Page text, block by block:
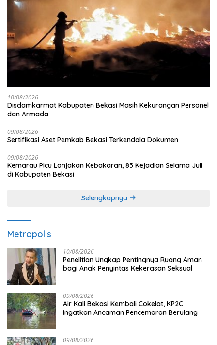
10/08/2026
Disdamkarmat Kabupaten Bekasi Masih Kekurangan Personel
dan Armada
09/08/2026
Sertifikasi Aset Pemkab Bekasi Terkendala Dokumen
09/08/2026
Kemarau Picu Lonjakan Kebakaran, 83 Kejadian Selama Juli
di Kabupaten Bekasi
Selengkapnya
Metropolis
10/08/2026
Penelitian Ungkap Pentingnya Ruang Aman
bagi Anak Penyintas Kekerasan Seksual
09/08/2026
Air Kali Bekasi Kembali Cokelat, KP2C
Ingatkan Ancaman Pencemaran Berulang
09/08/2026